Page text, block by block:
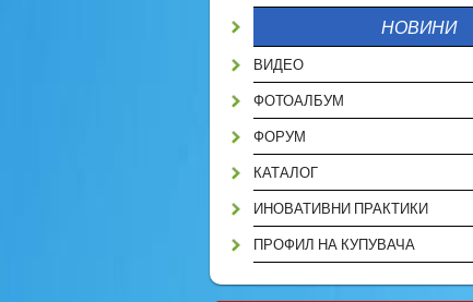
НОВИНИ
ВИДЕО
ФОТОАЛБУМ
ФОРУМ
КАТАЛОГ
ИНОВАТИВНИ ПРАКТИКИ
ПРОФИЛ НА КУПУВАЧА